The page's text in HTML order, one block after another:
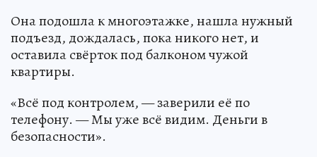
Она подошла к многоэтажке, нашла нужный
подъезд, дождалась, пока никого нет, и
оставила свёрток под балконом чужой
квартиры.
«Всё под контролем, — заверили её по
телефону. — Мы уже всё видим. Деньги в
безопасности».